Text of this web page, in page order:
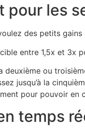
pour les
des petits gains
entre 1,5x et 3x
ou
jusqu’à la
pour pouvoir
temps